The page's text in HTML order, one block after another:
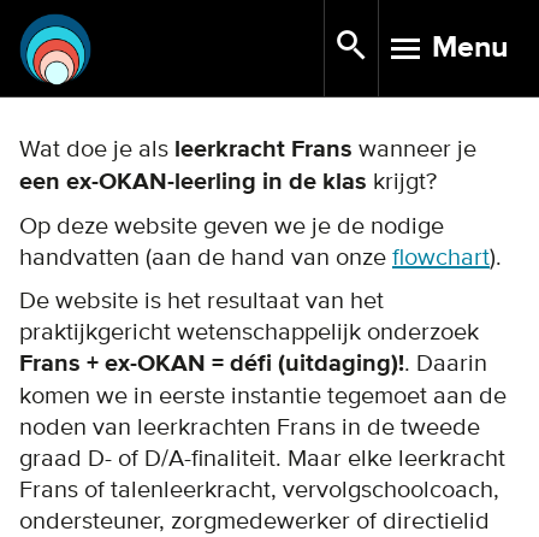
Skip
to
main
TOGGLE
Menu
Wat doe je als leerkracht Frans wanneer je
een ex-OKAN-leerling in de klas krijgt?
Op deze website geven we je de nodige
handvatten (aan de hand van onze flowchart).
De website is het resultaat van het
praktijkgericht wetenschappelijk onderzoek
Frans + ex-OKAN = défi (uitdaging)!. Daarin
komen we in eerste instantie tegemoet aan de
noden van leerkrachten Frans in de tweede
graad D- of D/A-finaliteit. Maar elke leerkracht
Frans of talenleerkracht, vervolgschoolcoach,
ondersteuner, zorgmedewerker of directielid